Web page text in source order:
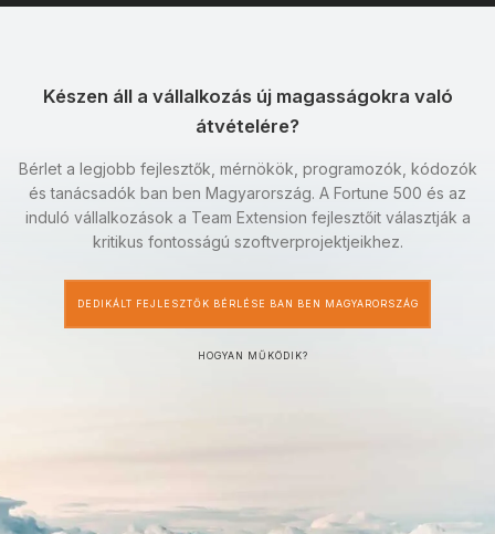
Készen áll a vállalkozás új magasságokra való
átvételére?
Bérlet a legjobb fejlesztők, mérnökök, programozók, kódozók
és tanácsadók ban ben Magyarország. A Fortune 500 és az
induló vállalkozások a Team Extension fejlesztőit választják a
kritikus fontosságú szoftverprojektjeikhez.
DEDIKÁLT FEJLESZTŐK BÉRLÉSE BAN BEN MAGYARORSZÁG
HOGYAN MŰKÖDIK?